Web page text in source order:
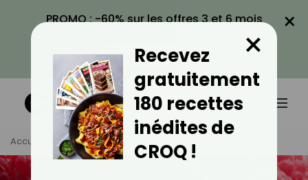
PROMO : -60% sur les offres 3 et 6 mois
VOIR LA PROMO
×
Accueil Tag Framboise
Recevez
gratuitement
180 recettes
inédites de
CROQ !
×